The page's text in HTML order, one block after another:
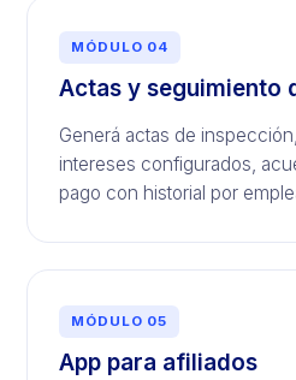
MÓDULO 04
Actas y seguimiento
Generá actas de
intereses configurados,
pago con historial por
MÓDULO 05
App para afiliados